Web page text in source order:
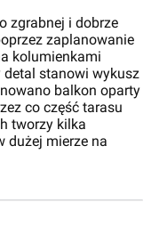
zgrabnej i dobrze
zaplanowanie
kolumienkami
detal stanowi wykusz
balkon oparty
co część tarasu
tworzy kilka
dużej mierze na